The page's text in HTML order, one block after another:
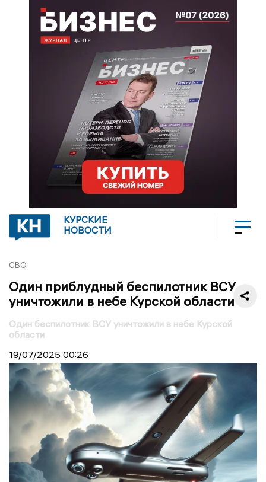
КУРСКИЕ
НОВОСТИ
СВО
Один приблудный беспилотник ВСУ
уничтожили в небе Курской области
Один беспилотник ВСУ уничтожили в небе Курской
области
19/07/2025 00:26